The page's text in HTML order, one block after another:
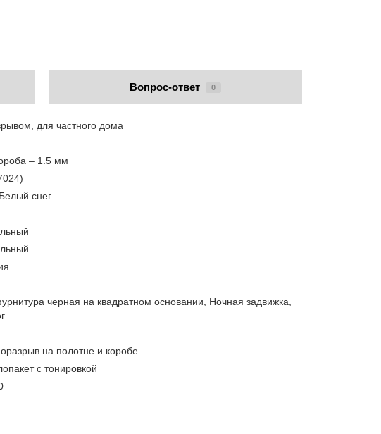
Вопрос-ответ 0
для частного дома
– 1.5 мм
снег
черная на квадратном основании, Ночная задвижка,
на полотне и коробе
с тонировкой